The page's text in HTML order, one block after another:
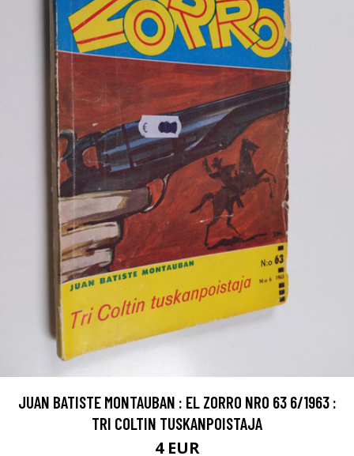
JUAN BATISTE MONTAUBAN : EL ZORRO NRO 63 6/1963 :
TRI COLTIN TUSKANPOISTAJA
4 EUR